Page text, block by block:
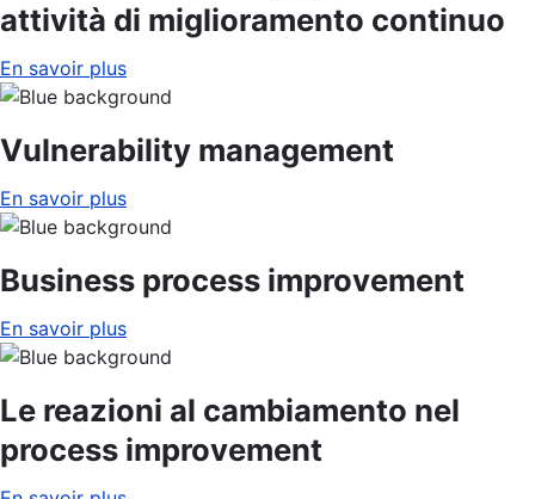
attività di miglioramento continuo
En savoir plus
Vulnerability management
En savoir plus
Business process improvement
En savoir plus
Le reazioni al cambiamento nel
process improvement